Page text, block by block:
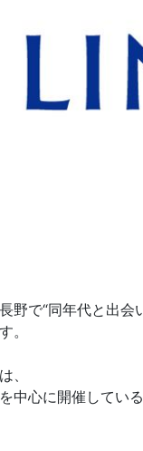
野で“同年代と出
。
、
中心に開催している